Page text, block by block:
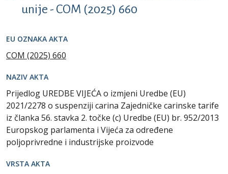
unije - COM (2025) 660
EU OZNAKA AKTA
COM (2025) 660
NAZIV AKTA
Prijedlog UREDBE VIJEĆA o izmjeni Uredbe (EU)
2021/2278 o suspenziji carina Zajedničke carinske tarife
iz članka 56. stavka 2. točke (c) Uredbe (EU) br. 952/2013
Europskog parlamenta i Vijeća za određene
poljoprivredne i industrijske proizvode
VRSTA AKTA